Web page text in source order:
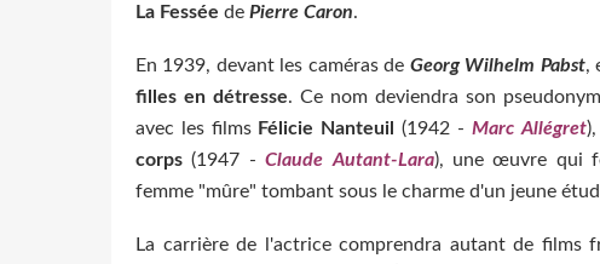
La Fessée de Pierre Caron.
En 1939, devant les caméras de Georg Wilhelm Pabst,
filles en détresse. Ce nom deviendra son
avec les films Félicie Nanteuil (1942 - Marc Allégret),
corps (1947 -Claude Autant-Lara), une œuvre qui
femme "mûre" tombant sous le charme d'un jeune
La carrière de l'actrice comprendra autant de films